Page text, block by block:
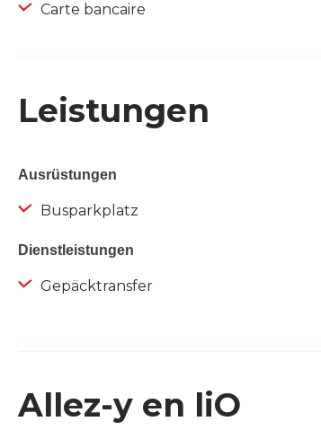
Carte bancaire
Leistungen
Ausrüstungen
Busparkplatz
Dienstleistungen
Gepäcktransfer
Allez-y en liO